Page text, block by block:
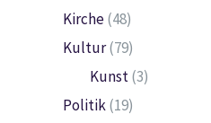
Kirche(48)
Kultur(79)
Kunst(3)
Politik(19)